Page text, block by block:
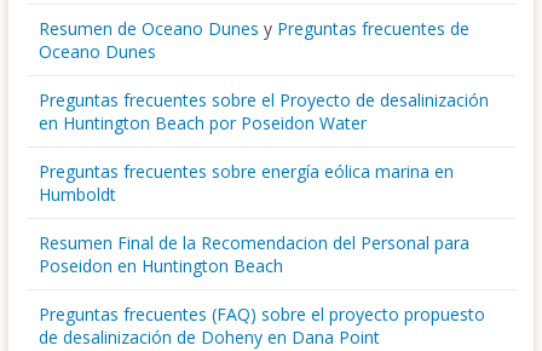
Resumen de Oceano Dunes y Preguntas frecuentes de
Oceano Dunes
Preguntas frecuentes sobre el Proyecto de desalinización
en Huntington Beach por Poseidon Water
Preguntas frecuentes sobre energía eólica marina en
Humboldt
Resumen Final de la Recomendacion del Personal para
Poseidon en Huntington Beach
Preguntas frecuentes (FAQ) sobre el proyecto propuesto
de desalinización de Doheny en Dana Point